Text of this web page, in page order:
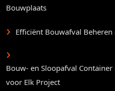
Bouwplaats
Efficiënt Bouwafval
Bouw- en Sloopafval
voor Elk Project